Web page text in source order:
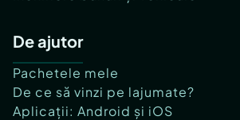
De ajutor
Pachetele mele
De ce să vinzi pe lajumate?
Aplicații: Android și iOS